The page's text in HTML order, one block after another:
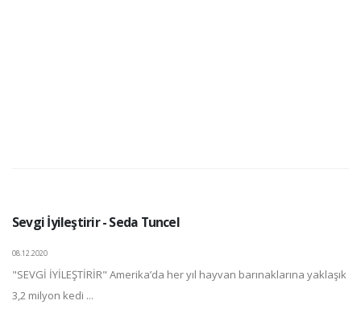
Sevgi İyileştirir - Seda Tuncel
08.12.2020
"SEVGİ İYİLEŞTİRİR" Amerika’da her yıl hayvan barınaklarına yaklaşık
3,2 milyon kedi ...